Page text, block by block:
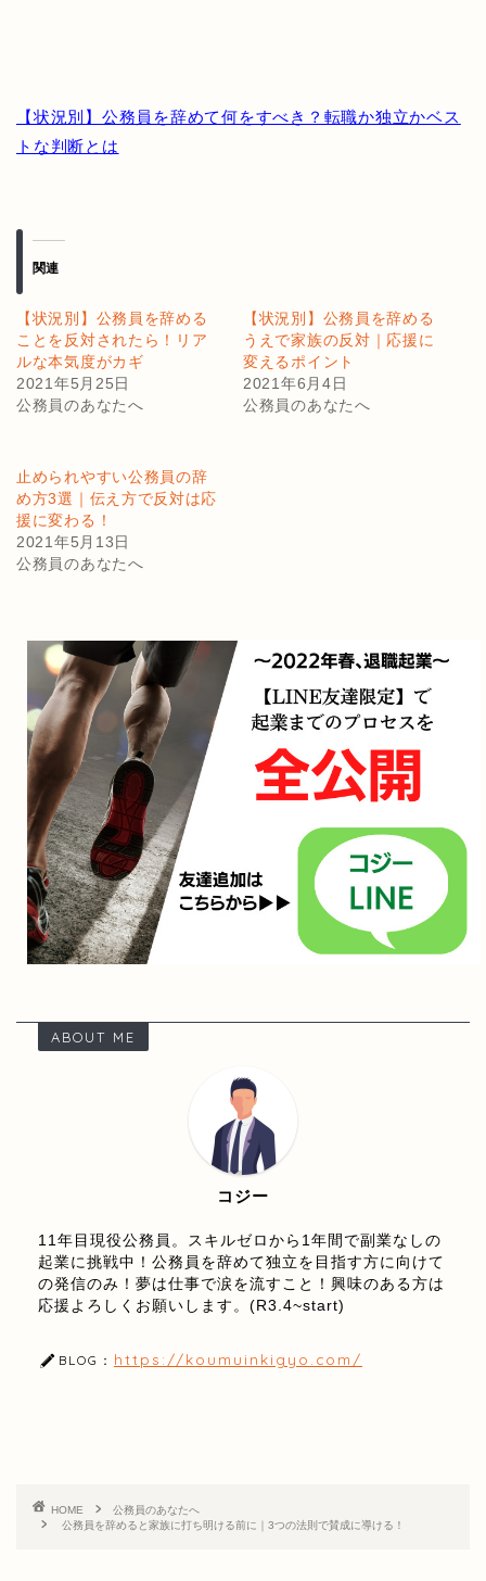
【状況別】公務員を辞めて何をすべき？転職か独立かベス
トな判断とは
関連
【状況別】公務員を辞める
ことを反対されたら！リア
ルな本気度がカギ
2021年5月25日
公務員のあなたへ
【状況別】公務員を辞める
うえで家族の反対｜応援に
変えるポイント
2021年6月4日
公務員のあなたへ
止められやすい公務員の辞
め方3選｜伝え方で反対は応
援に変わる！
2021年5月13日
公務員のあなたへ
ABOUT ME
コジー
11年目現役公務員。スキルゼロから1年間で副業なしの
起業に挑戦中！公務員を辞めて独立を目指す方に向けて
の発信のみ！夢は仕事で涙を流すこと！興味のある方は
応援よろしくお願いします。(R3.4~start)
BLOG： https://koumuinkigyo.com/
HOME
公務員のあなたへ
公務員を辞めると家族に打ち明ける前に｜3つの法則で賛成に導ける！